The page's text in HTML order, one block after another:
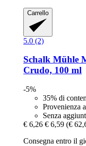
Carrello
5.0 (2)
Schalk Mühle
Crudo, 100 ml
-5%
35% di
Provenienza
Senza
€ 6,26 € 6,59 (€
Consegna entro il